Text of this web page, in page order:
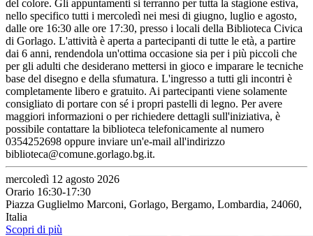
del colore. Gli appuntamenti si terranno per tutta la stagione estiva,
nello specifico tutti i mercoledì nei mesi di giugno, luglio e agosto,
dalle ore 16:30 alle ore 17:30, presso i locali della Biblioteca Civica
di Gorlago. L'attività è aperta a partecipanti di tutte le età, a partire
dai 6 anni, rendendola un'ottima occasione sia per i più piccoli che
per gli adulti che desiderano mettersi in gioco e imparare le tecniche
base del disegno e della sfumatura. L'ingresso a tutti gli incontri è
completamente libero e gratuito. Ai partecipanti viene solamente
consigliato di portare con sé i propri pastelli di legno. Per avere
maggiori informazioni o per richiedere dettagli sull'iniziativa, è
possibile contattare la biblioteca telefonicamente al numero
0354252698 oppure inviare un'e-mail all'indirizzo
biblioteca@comune.gorlago.bg.it.
mercoledì 12 agosto 2026
Orario 16:30-17:30
Piazza Guglielmo Marconi, Gorlago, Bergamo, Lombardia, 24060,
Italia
Scopri di più